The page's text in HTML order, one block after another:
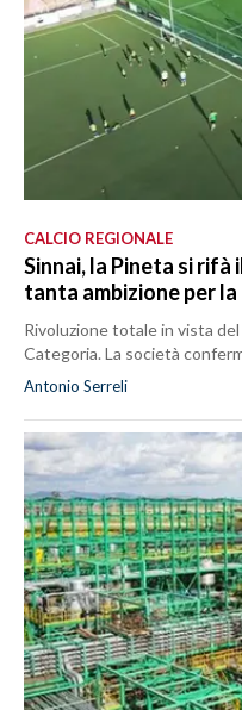
CALCIO REGIONALE
Sinnai, la Pineta si
tanta ambizione per
Rivoluzione totale in vista
Categoria. La società
Antonio Serreli